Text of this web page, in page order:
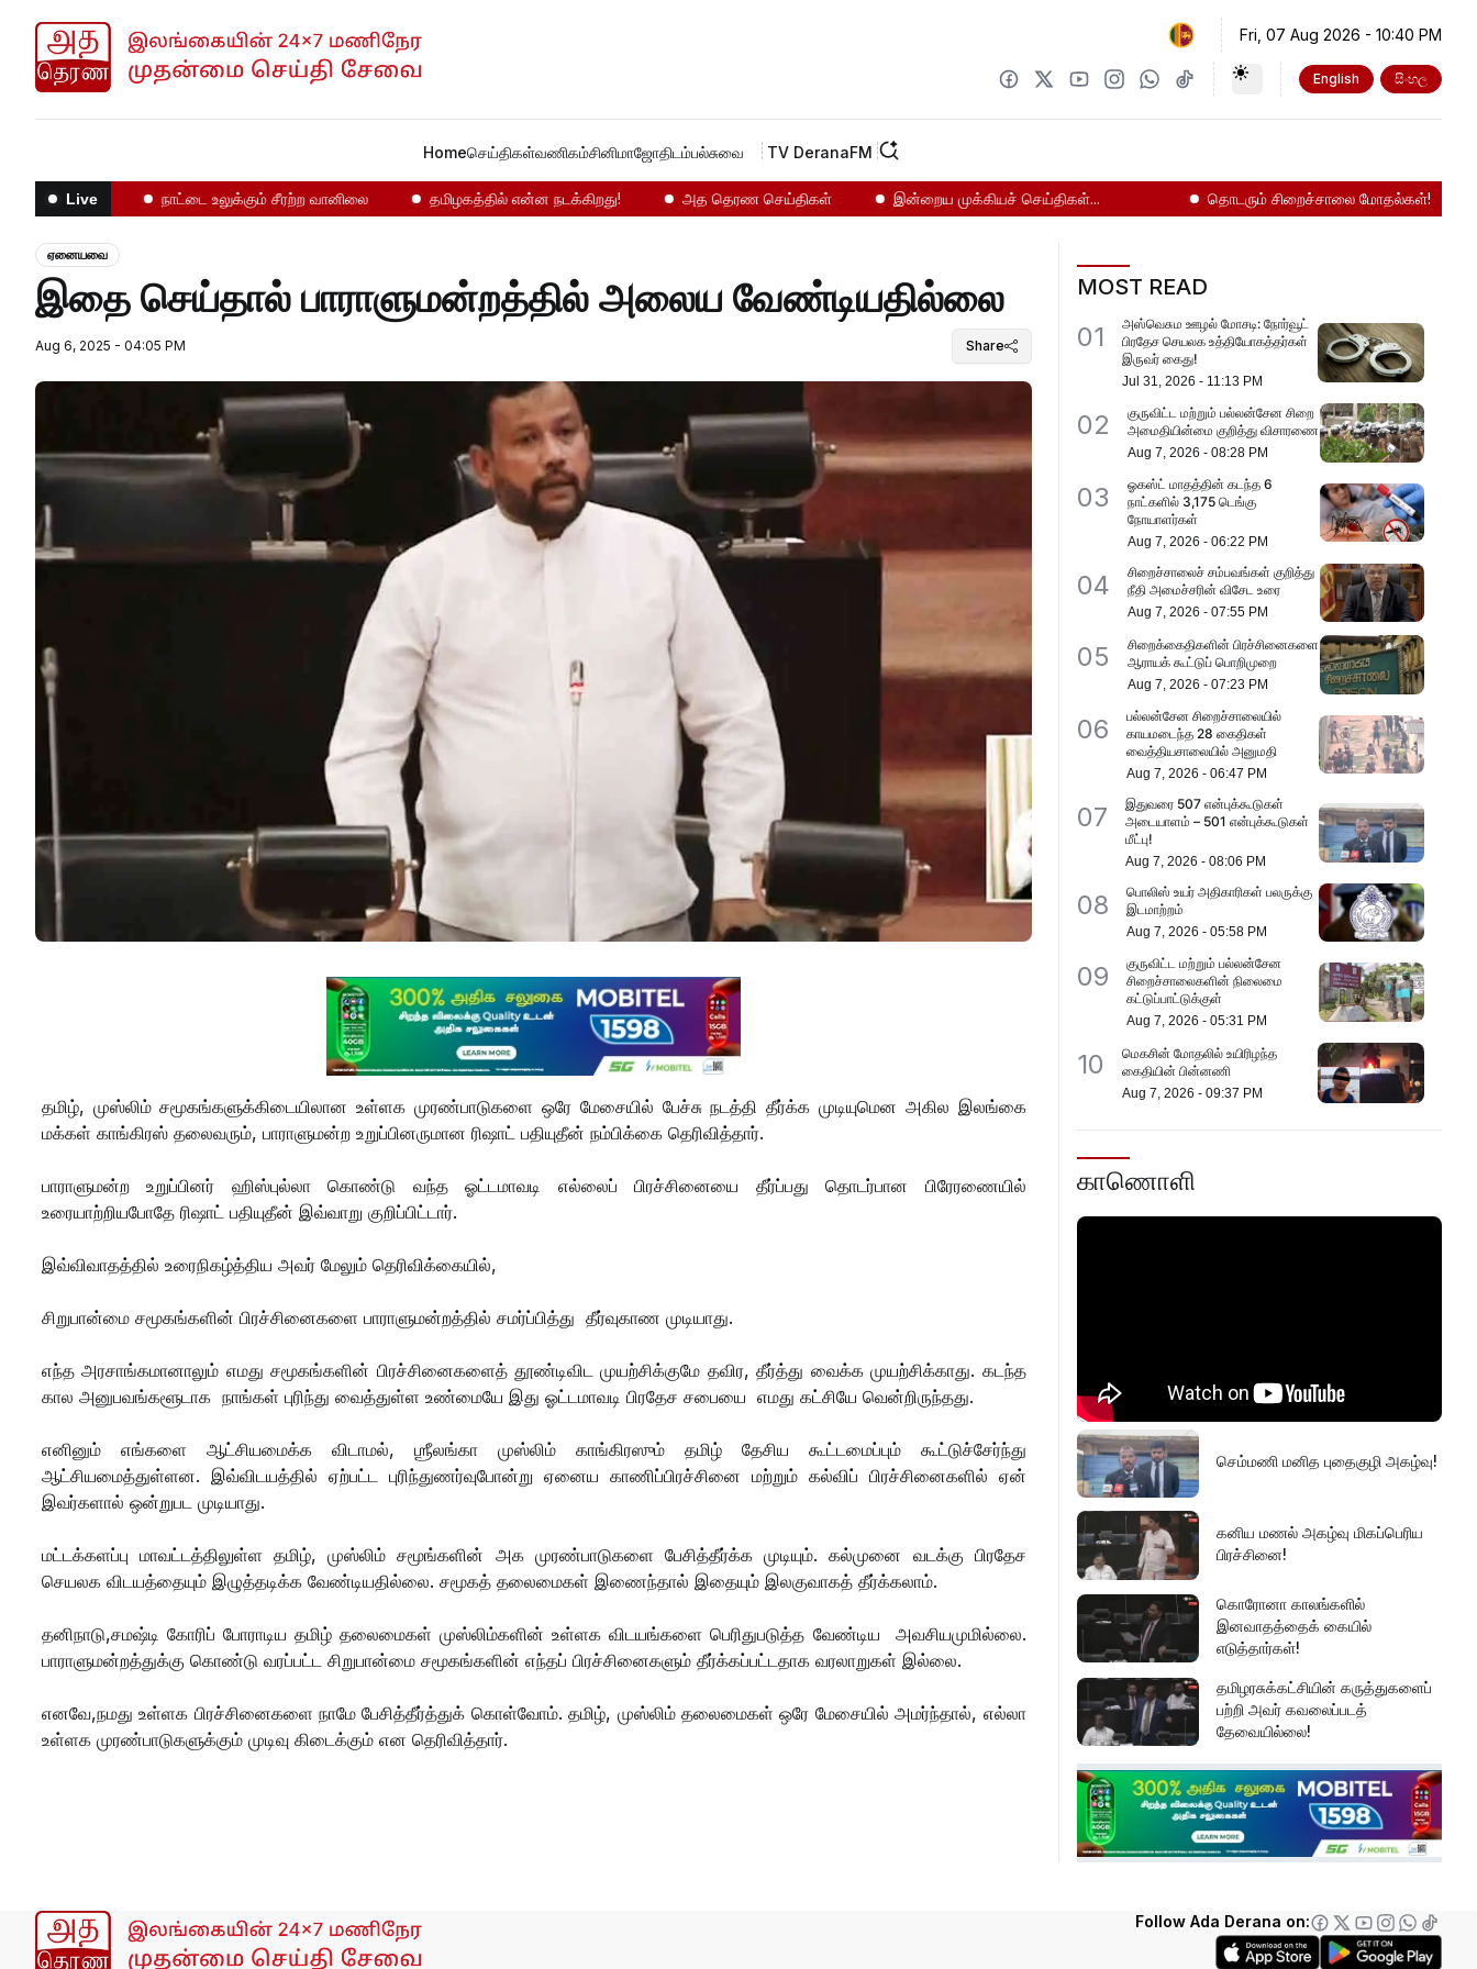
Fri, 07 Aug 2026 - 10:40 PM
English සිංහල
Homeசெய்திகள்வணிகம்சினிமாஜோதிடம்பல்சுவை TV DeranaFM
Live நாட்டை உலுக்கும் சீரற்ற வானிலை தமிழகத்தில் என்ன நடக்கிறது! அத தெரண செய்திகள் இன்றைய முக்கியச் செய்திகள்... தொடரும் சிறைச்சாலை மோதல்கள்!
ஏனையவை
இதை செய்தால் பாராளுமன்றத்தில் அலைய வேண்டியதில்லை
Aug 6, 2025 - 04:05 PM Share
தமிழ், முஸ்லிம் சமூகங்களுக்கிடையிலான உள்ளக முரண்பாடுகளை ஒரே மேசையில் பேச்சு நடத்தி தீர்க்க முடியுமென அகில இலங்கை
மக்கள் காங்கிரஸ் தலைவரும், பாராளுமன்ற உறுப்பினருமான ரிஷாட் பதியுதீன் நம்பிக்கை தெரிவித்தார்.
பாராளுமன்ற உறுப்பினர் ஹிஸ்புல்லா கொண்டு வந்த ஓட்டமாவடி எல்லைப் பிரச்சினையை தீர்ப்பது தொடர்பான பிரேரணையில்
உரையாற்றியபோதே ரிஷாட் பதியுதீன் இவ்வாறு குறிப்பிட்டார்.
இவ்விவாதத்தில் உரைநிகழ்த்திய அவர் மேலும் தெரிவிக்கையில்,
சிறுபான்மை சமூகங்களின் பிரச்சினைகளை பாராளுமன்றத்தில் சமர்ப்பித்து தீர்வுகாண முடியாது.
எந்த அரசாங்கமானாலும் எமது சமூகங்களின் பிரச்சினைகளைத் தூண்டிவிட முயற்சிக்குமே தவிர, தீர்த்து வைக்க முயற்சிக்காது. கடந்த
கால அனுபவங்களூடாக நாங்கள் புரிந்து வைத்துள்ள உண்மையே இது ஓட்டமாவடி பிரதேச சபையை எமது கட்சியே வென்றிருந்தது.
எனினும் எங்களை ஆட்சியமைக்க விடாமல், ஶ்ரீலங்கா முஸ்லிம் காங்கிரஸும் தமிழ் தேசிய கூட்டமைப்பும் கூட்டுச்சேர்ந்து
ஆட்சியமைத்துள்ளன. இவ்விடயத்தில் ஏற்பட்ட புரிந்துணர்வுபோன்று ஏனைய காணிப்பிரச்சினை மற்றும் கல்விப் பிரச்சினைகளில் ஏன்
இவர்களால் ஒன்றுபட முடியாது.
மட்டக்களப்பு மாவட்டத்திலுள்ள தமிழ், முஸ்லிம் சமூங்களின் அக முரண்பாடுகளை பேசித்தீர்க்க முடியும். கல்முனை வடக்கு பிரதேச
செயலக விடயத்தையும் இழுத்தடிக்க வேண்டியதில்லை. சமூகத் தலைமைகள் இணைந்தால் இதையும் இலகுவாகத் தீர்க்கலாம்.
தனிநாடு,சமஷ்டி கோரிப் போராடிய தமிழ் தலைமைகள் முஸ்லிம்களின் உள்ளக விடயங்களை பெரிதுபடுத்த வேண்டிய அவசியமுமில்லை.
பாராளுமன்றத்துக்கு கொண்டு வரப்பட்ட சிறுபான்மை சமூகங்களின் எந்தப் பிரச்சினைகளும் தீர்க்கப்பட்டதாக வரலாறுகள் இல்லை.
எனவே,நமது உள்ளக பிரச்சினைகளை நாமே பேசித்தீர்த்துக் கொள்வோம். தமிழ், முஸ்லிம் தலைமைகள் ஒரே மேசையில் அமர்ந்தால், எல்லா
உள்ளக முரண்பாடுகளுக்கும் முடிவு கிடைக்கும் என தெரிவித்தார்.
MOST READ
01
அஸ்வெசும ஊழல் மோசடி: நோர்வூட்
பிரதேச செயலக உத்தியோகத்தர்கள்
இருவர் கைது!
Jul 31, 2026 - 11:13 PM
02
குருவிட்ட மற்றும் பல்லன்சேன சிறை
அமைதியின்மை குறித்து விசாரணை
Aug 7, 2026 -08:28 PM
03
ஓகஸ்ட் மாதத்தின் கடந்த 6
நாட்களில் 3,175 டெங்கு
நோயாளர்கள்
Aug 7, 2026 -06:22 PM
04
சிறைச்சாலைச் சம்பவங்கள் குறித்து
நீதி அமைச்சரின் விசேட உரை
Aug 7, 2026 -07:55 PM
05
சிறைக்கைதிகளின் பிரச்சினைகளை
ஆராயக் கூட்டுப் பொறிமுறை
Aug 7, 2026 -07:23 PM
06
பல்லன்சேன சிறைச்சாலையில்
காயமடைந்த 28 கைதிகள்
வைத்தியசாலையில் அனுமதி
Aug 7, 2026 -06:47 PM
07
இதுவரை 507 என்புக்கூடுகள்
அடையாளம் – 501 என்புக்கூடுகள்
மீட்பு!
Aug 7, 2026 -08:06 PM
08
பொலிஸ் உயர் அதிகாரிகள் பலருக்கு
இடமாற்றம்
Aug 7, 2026 -05:58 PM
09
குருவிட்ட மற்றும் பல்லன்சேன
சிறைச்சாலைகளின் நிலைமை
கட்டுப்பாட்டுக்குள்
Aug 7, 2026 -05:31 PM
10
மெகசின் மோதலில் உயிரிழந்த
கைதியின் பின்னணி
Aug 7, 2026 -09:37 PM
காணொளி
செம்மணி மனித புதைகுழி அகழ்வு!
கனிய மணல் அகழ்வு மிகப்பெரிய
பிரச்சினை!
கொரோனா காலங்களில்
இனவாதத்தைக் கையில்
எடுத்தார்கள்!
தமிழரசுக்கட்சியின் கருத்துகளைப்
பற்றி அவர் கவலைப்படத்
தேவையில்லை!
இது அதனுடன் சம்பந்தப்பட்ட
கேள்விதான் ஐயா!
பல மாணவர்களின் எதிர்காலம்
கல்விச்சூழலில் இது ஒரு நவீன
Follow Ada Derana on: